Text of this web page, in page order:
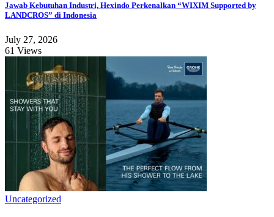
Jawab Kebutuhan Industri, Hexindo Perkenalkan “WIXIM Supported by
LANDCROS” di Indonesia
July 27, 2026
61 Views
Uncategorized